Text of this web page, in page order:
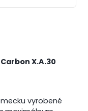
X.A.30
vyrobené